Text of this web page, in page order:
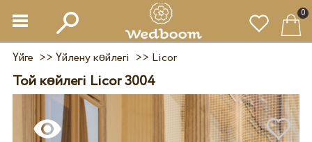
0
Үйге >> Үйлену көйлегі >> Licor
Той көйлегі Licor 3004